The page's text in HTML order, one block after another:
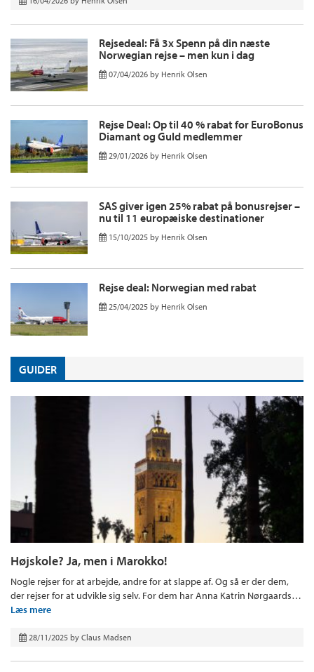
Rejsedeal: Få 3x Spenn på din næste
Norwegian rejse – men kun i dag
07/04/2026 by Henrik Olsen
Rejse Deal: Op til 40 % rabat for EuroBonus
Diamant og Guld medlemmer
29/01/2026 by Henrik Olsen
SAS giver igen 25% rabat på bonusrejser –
nu til 11 europæiske destinationer
15/10/2025 by Henrik Olsen
Rejse deal: Norwegian med rabat
25/04/2025 by Henrik Olsen
GUIDER
Højskole? Ja, men i Marokko!
Nogle rejser for at arbejde, andre for at slappe af. Og så er der dem,
der rejser for at udvikle sig selv. For dem har Anna Katrin Nørgaards…
Læs mere
28/11/2025 by Claus Madsen